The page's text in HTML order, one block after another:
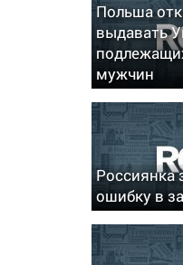
Польша
выдавать
мужчин
Россиянка
ошибку в